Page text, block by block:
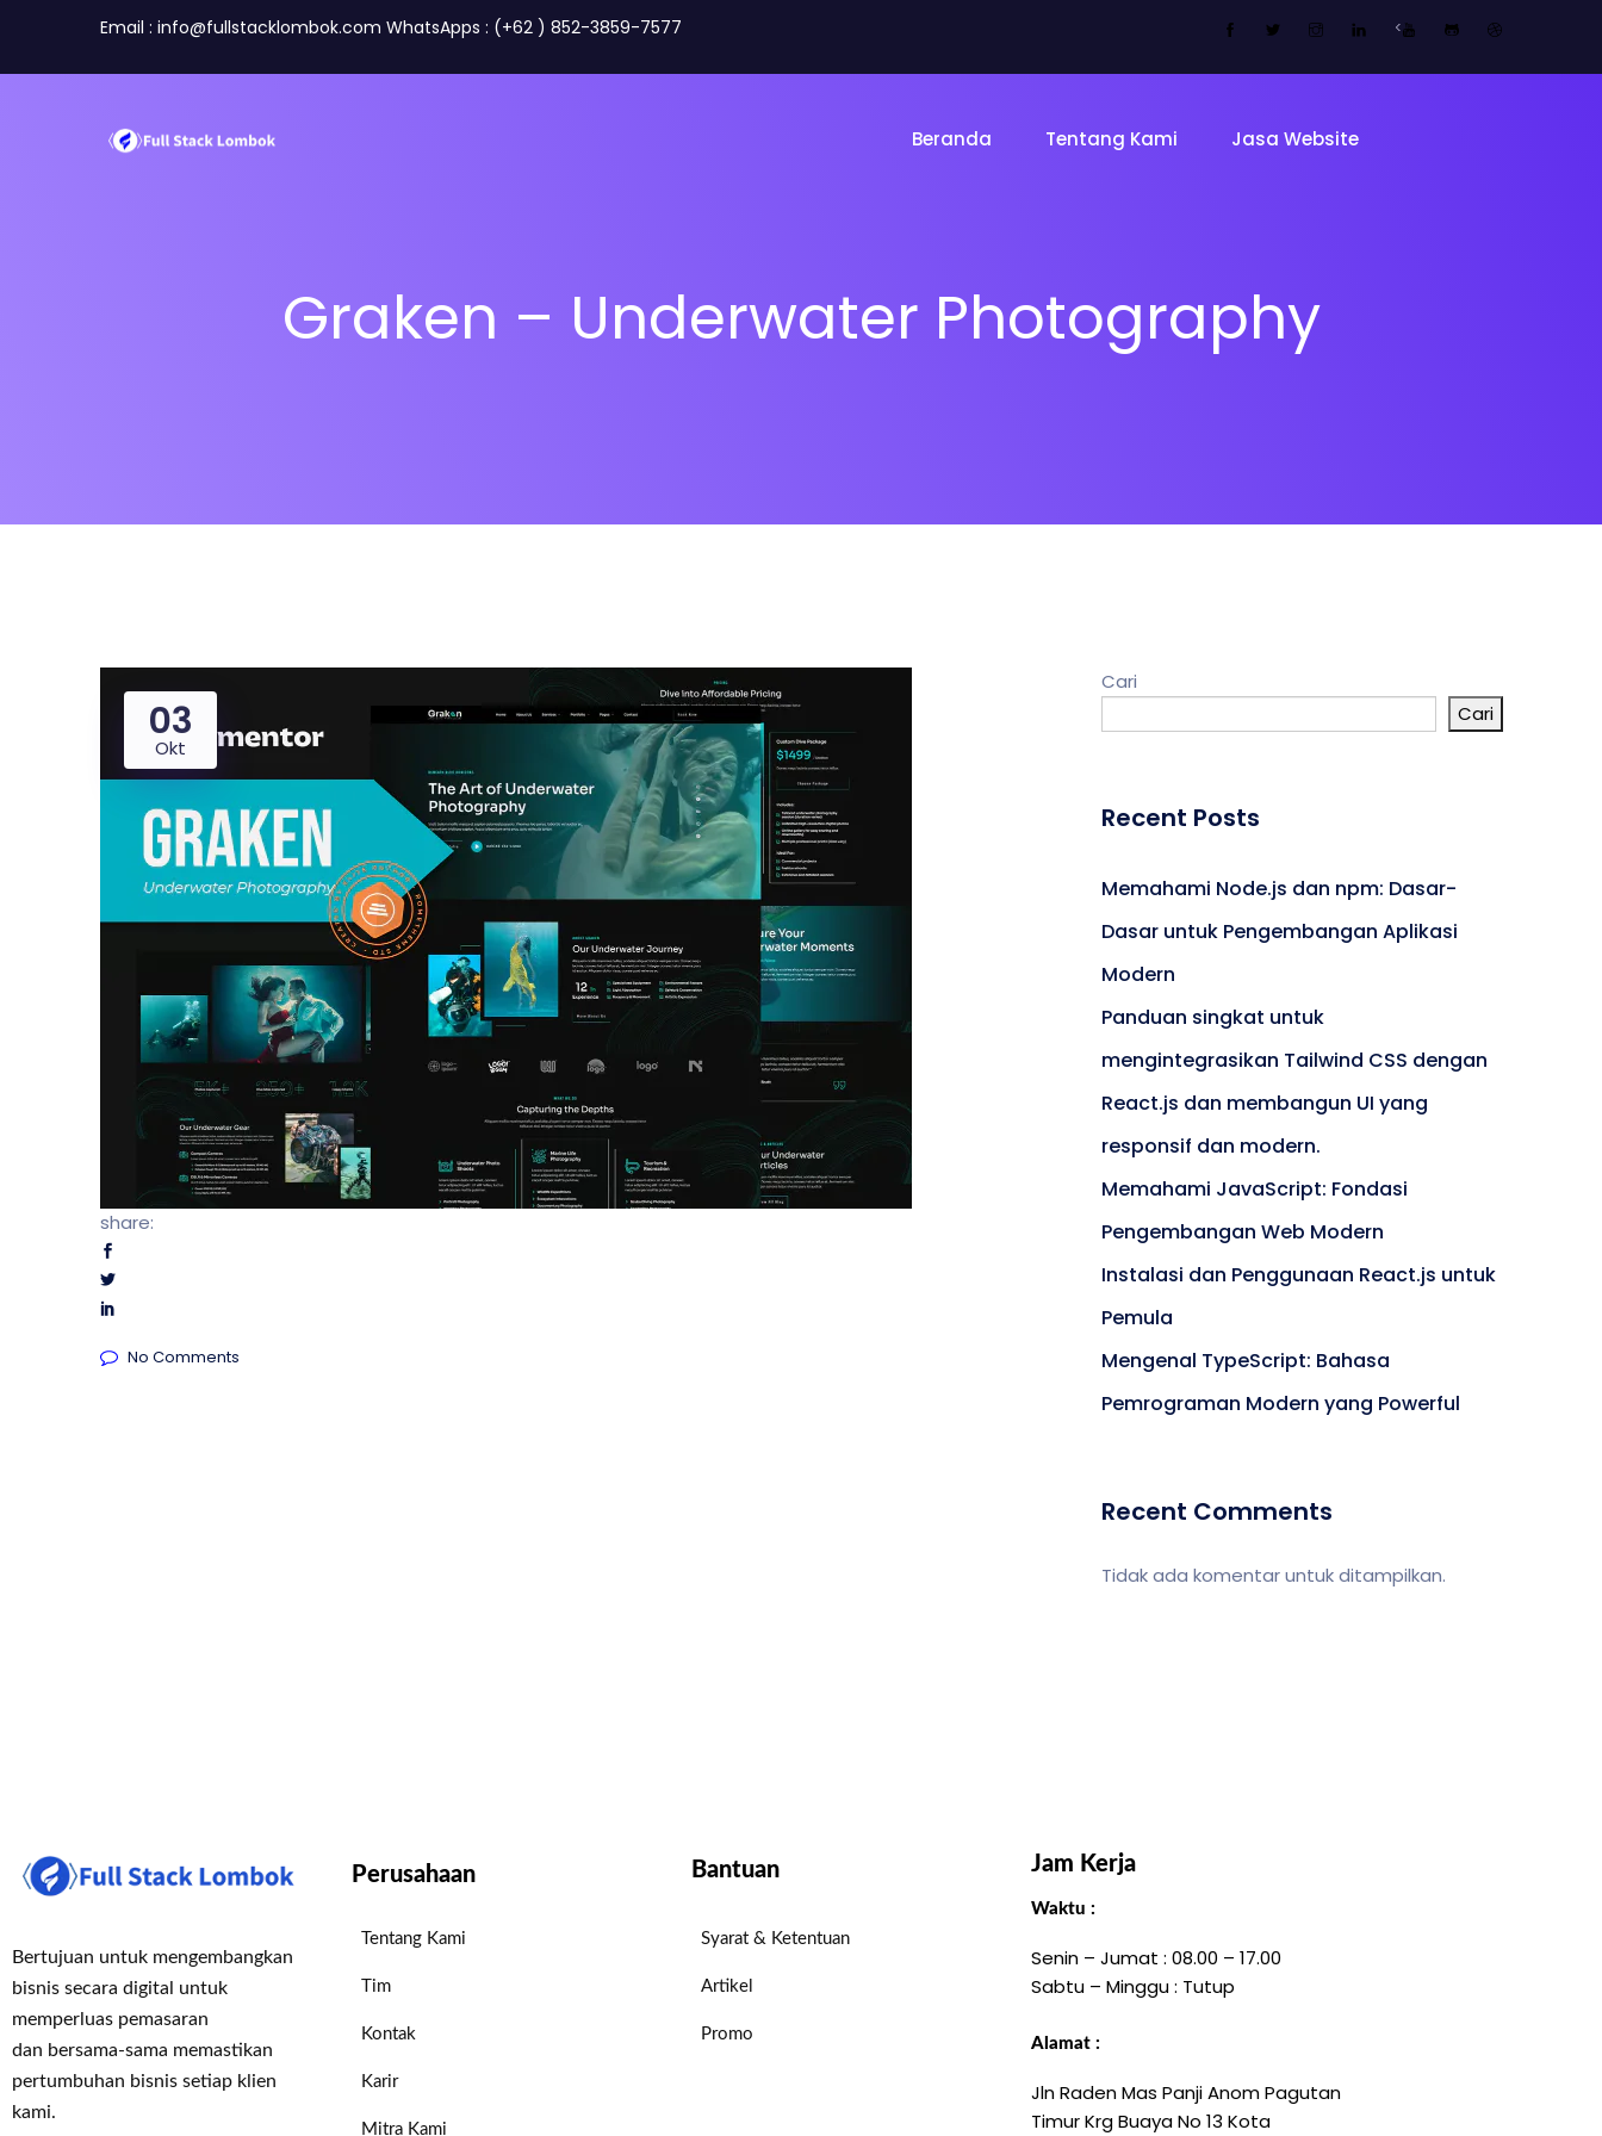
Email : info@fullstacklombok.com WhatsApps : (+62 ) 852-3859-7577 <
Beranda Tentang Kami
Mitra
Jasa Website
Dealer Kuliner Umroh Portal Berita
UMKM
Graken – Underwater Photography
03
Okt
share:
No Comments
Cari
Cari
Recent Posts
Memahami Node.js dan npm: Dasar-
Dasar untuk Pengembangan Aplikasi
Modern
Panduan singkat untuk
mengintegrasikan Tailwind CSS dengan
React.js dan membangun UI yang
responsif dan modern.
Memahami JavaScript: Fondasi
Pengembangan Web Modern
Instalasi dan Penggunaan React.js untuk
Pemula
Mengenal TypeScript: Bahasa
Pemrograman Modern yang Powerful
Recent Comments
Tidak ada komentar untuk ditampilkan.
Bertujuan untuk mengembangkan
bisnis secara digital untuk
memperluas pemasaran
dan bersama-sama memastikan
pertumbuhan bisnis setiap klien
kami.
Perusahaan
Tentang Kami
Tim
Kontak
Karir
Mitra Kami
Bantuan
Syarat & Ketentuan
Artikel
Promo
Jam Kerja
Waktu :
Senin – Jumat : 08.00 – 17.00
Sabtu – Minggu : Tutup
Alamat :
Jln Raden Mas Panji Anom Pagutan
Timur Krg Buaya No 13 Kota